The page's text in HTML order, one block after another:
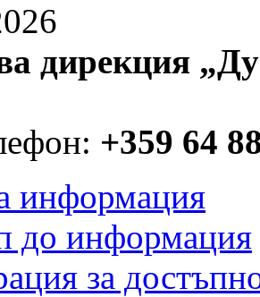
дирекция
+359 64
информация
до информация
за